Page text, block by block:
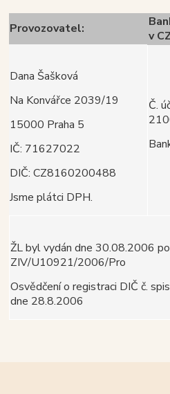
Provozovatel:
v
Dana Šašková
Na Konvářce 2039/19
15000 Praha 5
IČ: 71627022
DIČ: CZ8160200488
Jsme plátci DPH.
Č.
ŽL byl vydán dne 30.08.2006
ZIV/U10921/2006/Pro
Osvědčení o registraci DIČ č.
dne 28.8.2006